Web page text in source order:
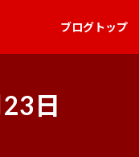
ブログトップ
日